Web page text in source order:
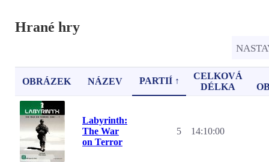
Hrané hry
OBRÁZEK NÁZEV PARTIÍ ↑
CELKOVÁ
DÉLKA
Labyrinth:
The War
on Terror
5 14:10:00